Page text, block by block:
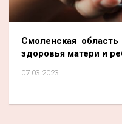
Смоленская
здоровья матери и
07.03.2023